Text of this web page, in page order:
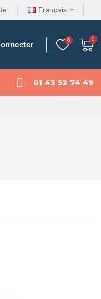
Français
01 43 52 74 49